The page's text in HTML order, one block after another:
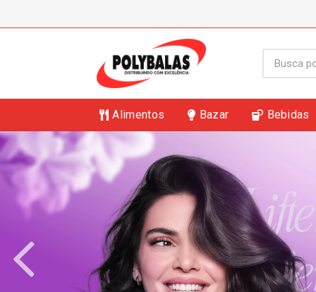
Alimentos Bazar Bebidas